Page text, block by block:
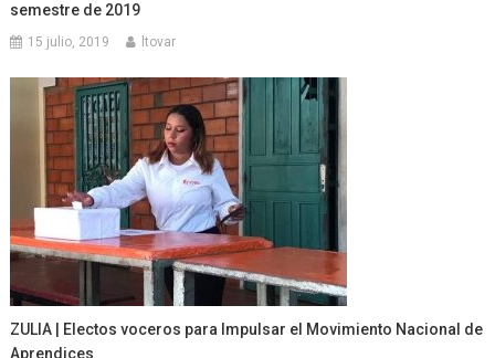
semestre de 2019
15 julio, 2019 ltovar
ZULIA | Electos voceros para Impulsar el Movimiento Nacional de
Aprendices